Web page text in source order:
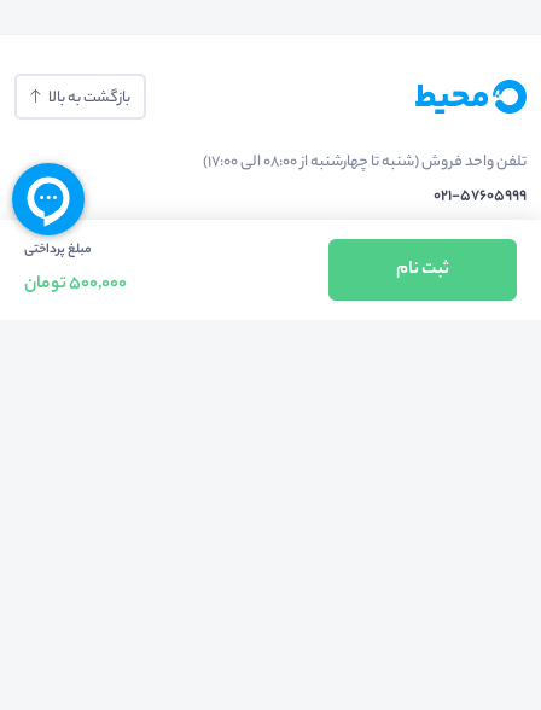
مبلغ پرداختی
500,000 تومان
ثبت نام
بازگشت به بالا
تلفن واحد فروش (شنبه تا چهارشنبه از 08:00 الی 17:00)
021-57605999
فعالیت محیط از سال 1401 آغاز شد، زمانی که تصمیم گرفتیم برای افزایش آگاهی
عمومی و برابری فرصت های آموزشی پا به عرصه ی خدمات آموزشی بگذاریم و با ایجاد